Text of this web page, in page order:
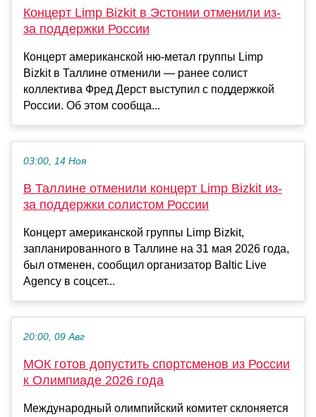
Концерт Limp Bizkit в Эстонии отменили из-
за поддержки России
Концерт американской ню-метал группы Limp
Bizkit в Таллине отменили — ранее солист
коллектива Фред Дерст выступил с поддержкой
России. Об этом сообща...
03:00, 14 Ноя
В Таллине отменили концерт Limp Bizkit из-
за поддержки солистом России
Концерт американской группы Limp Bizkit,
запланированного в Таллине на 31 мая 2026 года,
был отменен, сообщил организатор Baltic Live
Agency в соцсет...
20:00, 09 Авг
МОК готов допустить спортсменов из России
к Олимпиаде 2026 года
Международный олимпийский комитет склоняется